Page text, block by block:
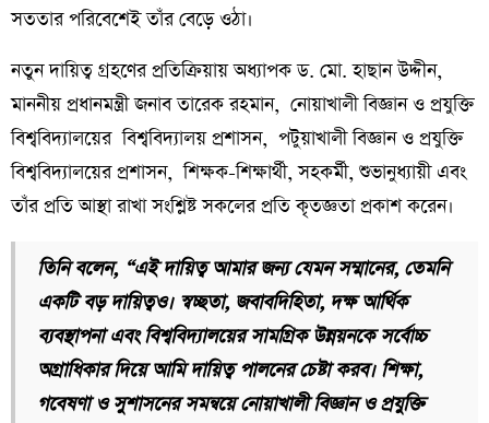
সততার পরিবেশেই তাঁর বেড়ে ওঠা।
নতুন দায়িত্ব গ্রহণের প্রতিক্রিয়ায় অধ্যাপক ড. মো. হাছান উদ্দীন,
মাননীয় প্রধানমন্ত্রী জনাব তারেক রহমান, নোয়াখালী বিজ্ঞান ও প্রযুক্তি
বিশ্ববিদ্যালয়ের বিশ্ববিদ্যালয় প্রশাসন, পটুয়াখালী বিজ্ঞান ও প্রযুক্তি
বিশ্ববিদ্যালয়ের প্রশাসন, শিক্ষক-শিক্ষার্থী, সহকর্মী, শুভানুধ্যায়ী এবং
তাঁর প্রতি আস্থা রাখা সংশ্লিষ্ট সকলের প্রতি কৃতজ্ঞতা প্রকাশ করেন।
তিনি বলেন, “এই দায়িত্ব আমার জন্য যেমন সম্মানের, তেমনি
একটি বড় দায়িত্বও। স্বচ্ছতা, জবাবদিহিতা, দক্ষ আর্থিক
ব্যবস্থাপনা এবং বিশ্ববিদ্যালয়ের সামগ্রিক উন্নয়নকে সর্বোচ্চ
অগ্রাধিকার দিয়ে আমি দায়িত্ব পালনের চেষ্টা করব। শিক্ষা,
গবেষণা ও সুশাসনের সমন্বয়ে নোয়াখালী বিজ্ঞান ও প্রযুক্তি